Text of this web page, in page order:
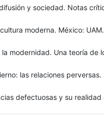
y sociedad. Notas
moderna. México: UAM.
modernidad. Una teoría de
las relaciones
defectuosas y su